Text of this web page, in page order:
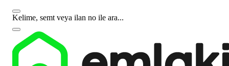
Kelime, semt veya ilan no ile ara...